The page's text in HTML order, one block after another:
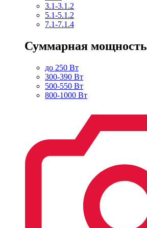
3.1-3.1.2
5.1-5.1.2
7.1-7.1.4
Суммарная мощность
до 250 Вт
300-390 Вт
500-550 Вт
800-1000 Вт